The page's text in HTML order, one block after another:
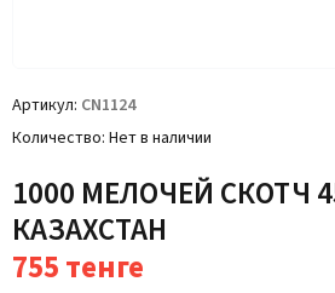
Артикул CN1124
Количество Нет в наличии
1000 МЕЛОЧЕЙ СКОТЧ
КАЗАХСТАН
755тенге